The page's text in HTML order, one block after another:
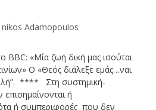
nikos Adamopoulos
BBC: «Μία ζωή δική μας ισούται
Ο «Θεός διάλεξε εμάς…ναι
**** Στη συστημική-
επισημαίνονται ή
ή συμπεριφορές που δεν